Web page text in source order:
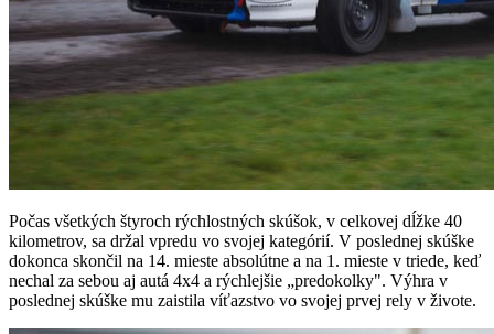
Počas všetkých štyroch rýchlostných skúšok, v celkovej dĺžke 40
kilometrov, sa držal vpredu vo svojej kategórií. V poslednej skúške
dokonca skončil na 14. mieste absolútne a na 1. mieste v triede, keď
nechal za sebou aj autá 4x4 a rýchlejšie „predokolky". Výhra v
poslednej skúške mu zaistila víťazstvo vo svojej prvej rely v živote.